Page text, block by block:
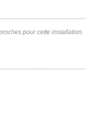
pour cette installation.